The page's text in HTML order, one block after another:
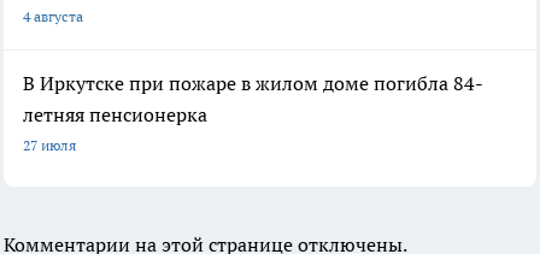
4 августа
В Иркутске при пожаре в жилом доме погибла 84-
летняя пенсионерка
27 июля
Комментарии на этой странице отключены.